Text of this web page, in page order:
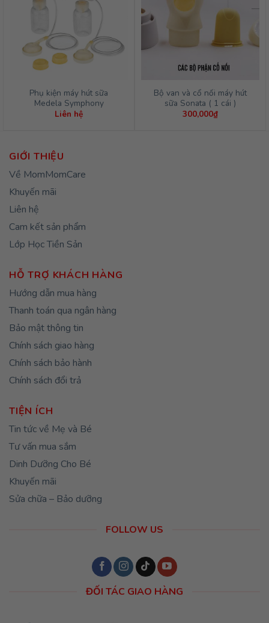
Phụ kiện máy hút sữa
Medela Symphony
Liên hệ
Bộ van và cổ nối máy hút
sữa Sonata ( 1 cái )
300,000₫
GIỚI THIỆU
Về MomMomCare
Khuyến mãi
Liên hệ
Cam kết sản phẩm
Lớp Học Tiền Sản
HỖ TRỢ KHÁCH HÀNG
Hướng dẫn mua hàng
Thanh toán qua ngân hàng
Bảo mật thông tin
Chính sách giao hàng
Chính sách bảo hành
Chính sách đổi trả
TIỆN ÍCH
Tin tức về Mẹ và Bé
Tư vấn mua sắm
Dinh Dưỡng Cho Bé
Khuyến mãi
Sửa chữa – Bảo dưỡng
FOLLOW US
ĐỐI TÁC GIAO HÀNG